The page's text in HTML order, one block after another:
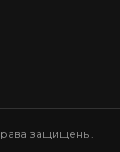
защищены.